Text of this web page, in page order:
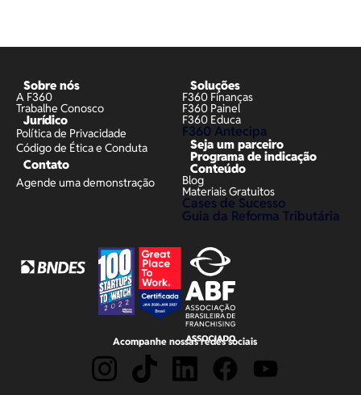
Sobre nós
A F360
Trabalhe Conosco
Jurídico
Política de Privacidade
Código de Ética e Conduta
Contato
Agende uma demonstração
Soluções
F360 Finanças
F360 Painel
F360 Educa
F360 Antecipa
Seja um parceiro
Programa de indicação
Conteúdo
Blog
Materiais Gratuitos
Cases de Sucesso
Guia da Reforma Tributária
Acompanhe nossas redes sociais